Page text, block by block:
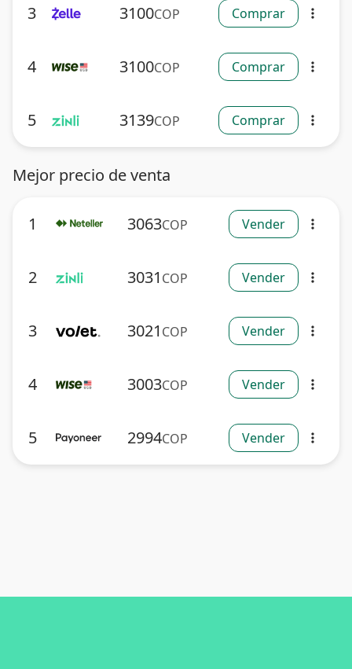
3 3100COP Comprar more_vert
4 3100COP Comprar more_vert
5 3139COP Comprar more_vert
Mejor precio de venta
1 3063COP Vender more_vert
2 3031 COP Vender more_vert
3 3021 COP Vender more_vert
4 3003COP Vender more_vert
5 2994COP Vender more_vert